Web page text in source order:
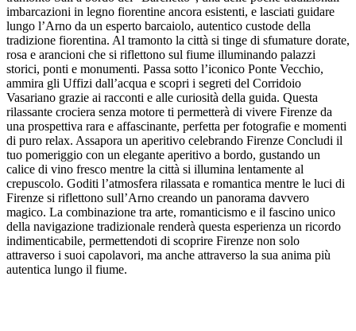
imbarcazioni in legno fiorentine ancora esistenti, e lasciati guidare
lungo l’Arno da un esperto barcaiolo, autentico custode della
tradizione fiorentina. Al tramonto la città si tinge di sfumature dorate,
rosa e arancioni che si riflettono sul fiume illuminando palazzi
storici, ponti e monumenti. Passa sotto l’iconico Ponte Vecchio,
ammira gli Uffizi dall’acqua e scopri i segreti del Corridoio
Vasariano grazie ai racconti e alle curiosità della guida. Questa
rilassante crociera senza motore ti permetterà di vivere Firenze da
una prospettiva rara e affascinante, perfetta per fotografie e momenti
di puro relax. Assapora un aperitivo celebrando Firenze Concludi il
tuo pomeriggio con un elegante aperitivo a bordo, gustando un
calice di vino fresco mentre la città si illumina lentamente al
crepuscolo. Goditi l’atmosfera rilassata e romantica mentre le luci di
Firenze si riflettono sull’Arno creando un panorama davvero
magico. La combinazione tra arte, romanticismo e il fascino unico
della navigazione tradizionale renderà questa esperienza un ricordo
indimenticabile, permettendoti di scoprire Firenze non solo
attraverso i suoi capolavori, ma anche attraverso la sua anima più
autentica lungo il fiume.